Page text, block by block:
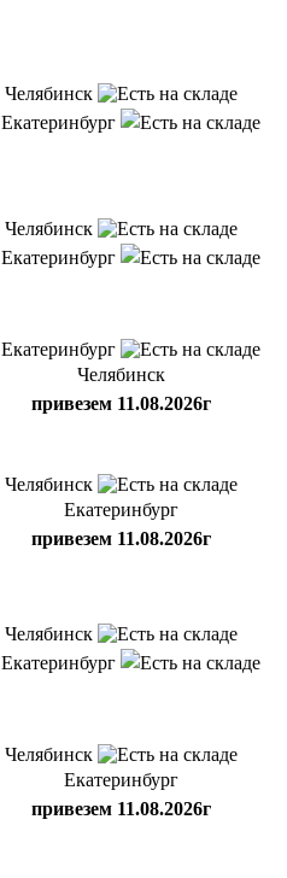
Челябинск
Екатеринбург
Челябинск
Екатеринбург
Екатеринбург
Челябинск
привезем 11.08.2026г
Челябинск
Екатеринбург
привезем 11.08.2026г
Челябинск
Екатеринбург
Челябинск
Екатеринбург
привезем 11.08.2026г